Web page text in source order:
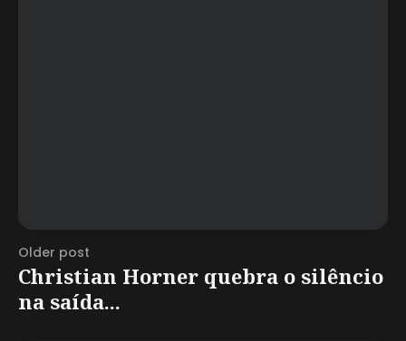
Older post
Christian Horner quebra o silêncio
na saída...